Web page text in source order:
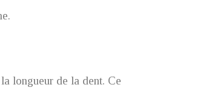
longueur de la dent. Ce